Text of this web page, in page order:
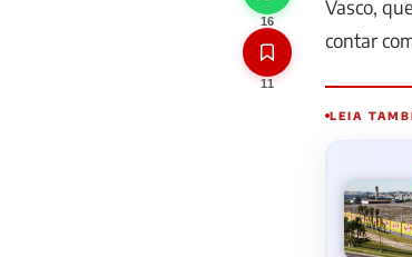
16
11
Vasco,
contar
LEIA